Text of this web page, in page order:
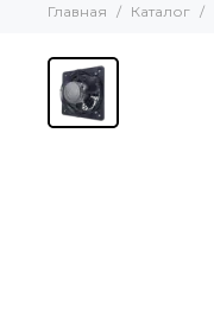
Главная Каталог